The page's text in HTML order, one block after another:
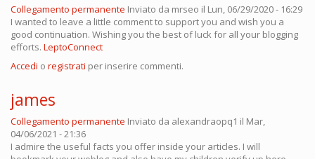
Collegamento permanente Inviato da mrseo il Lun, 06/29/2020 - 16:29
I wanted to leave a little comment to support you and wish you a
good continuation. Wishing you the best of luck for all your blogging
efforts. LeptoConnect
Accedi o registrati per inserire commenti.
james
Collegamento permanente Inviato da alexandraopq1 il Mar,
04/06/2021 - 21:36
I admire the useful facts you offer inside your articles. I will